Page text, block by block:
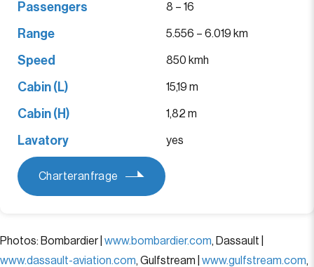
Passengers 8 – 16
Range 5.556 – 6.019 km
Speed 850 kmh
Cabin (L) 15,19 m
Cabin (H) 1,82 m
Lavatory yes
Charteranfrage
Photos: Bombardier | www.bombardier.com, Dassault |
www.dassault-aviation.com, Gulfstream | www.gulfstream.com,